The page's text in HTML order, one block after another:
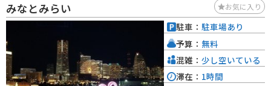
みなとみらい お気に入り
駐車： 駐車場あり
予算： 無料
混雑： 少し空いている
滞在： 1時間